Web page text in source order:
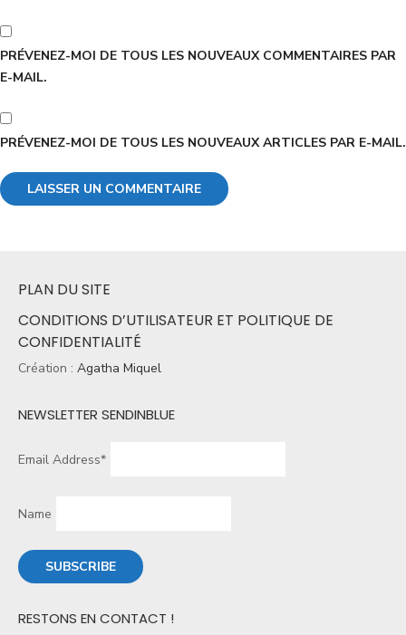
PRÉVENEZ-MOI DE TOUS LES NOUVEAUX COMMENTAIRES PAR
E-MAIL.
PRÉVENEZ-MOI DE TOUS LES NOUVEAUX ARTICLES PAR E-MAIL.
PLAN DU SITE
CONDITIONS D’UTILISATEUR ET POLITIQUE DE
CONFIDENTIALITÉ
Création : Agatha Miquel
NEWSLETTER SENDINBLUE
Email Address*
Name
RESTONS EN CONTACT !